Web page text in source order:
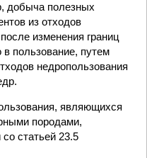
добыча полезных
из отходов
изменения границ
в пользование, путем
недропользования
являющихся
породами,
статьей 23.5